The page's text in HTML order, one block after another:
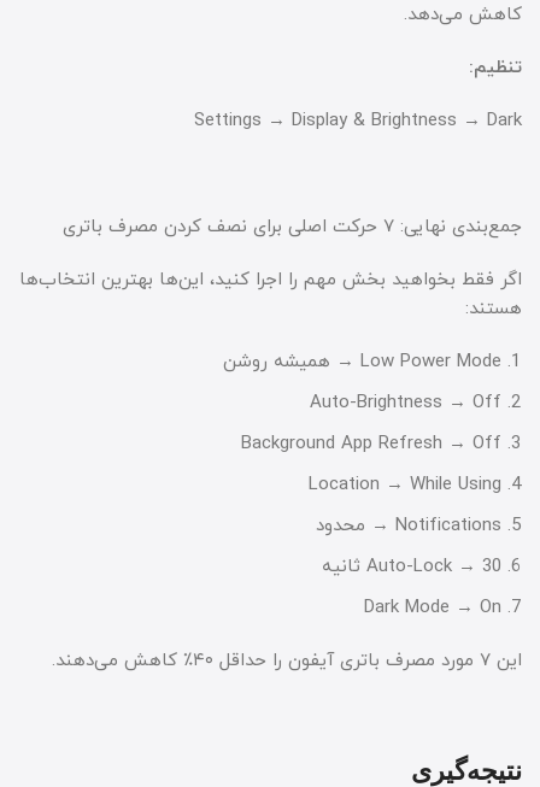
کاهش می‌دهد.
تنظیم:
Settings → Display & Brightness → Dark
جمع‌بندی نهایی: ۷ حرکت اصلی برای نصف کردن مصرف باتری
اگر فقط بخواهید بخش مهم را اجرا کنید، این‌ها بهترین انتخاب‌ها
هستند:
Low Power Mode → همیشه روشن
Auto-Brightness → Off
Background App Refresh → Off
Location → While Using
Notifications → محدود
Auto-Lock → 30 ثانیه
Dark Mode → On
این ۷ مورد مصرف باتری آیفون را حداقل ۴۰٪ کاهش می‌دهند.
نتیجه‌گیری